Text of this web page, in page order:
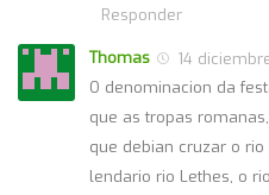
Responder
Thomas
14
O denominacion da
que as tropas
que debian cruzar o
lendario rio Lethes, o